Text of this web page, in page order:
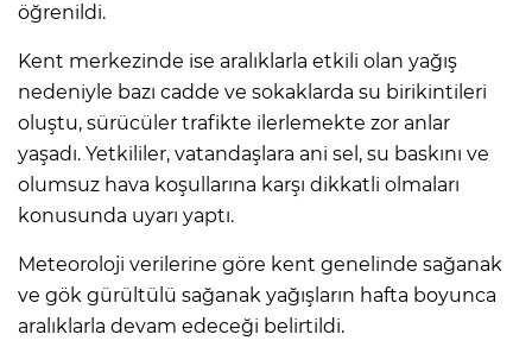
öğrenildi.
Kent merkezinde ise aralıklarla etkili olan yağış
nedeniyle bazı cadde ve sokaklarda su birikintileri
oluştu, sürücüler trafikte ilerlemekte zor anlar
yaşadı. Yetkililer, vatandaşlara ani sel, su baskını ve
olumsuz hava koşullarına karşı dikkatli olmaları
konusunda uyarı yaptı.
Meteoroloji verilerine göre kent genelinde sağanak
ve gök gürültülü sağanak yağışların hafta boyunca
aralıklarla devam edeceği belirtildi.